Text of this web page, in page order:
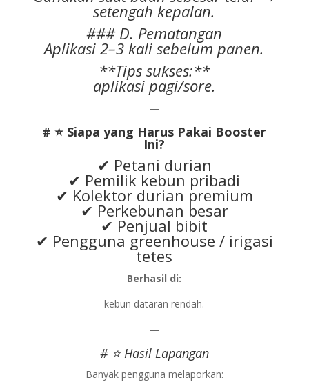
setengah kepalan.
### D. Pematangan
Aplikasi 2–3 kali sebelum panen.
**Tips sukses:**
aplikasi pagi/sore.
—
# ⭐ Siapa yang Harus Pakai Booster
Ini?
✔ Petani durian
✔ Pemilik kebun pribadi
✔ Kolektor durian premium
✔ Perkebunan besar
✔ Penjual bibit
✔ Pengguna greenhouse / irigasi
tetes
Berhasil di:
kebun dataran rendah.
—
# ⭐ Hasil Lapangan
Banyak pengguna melaporkan: